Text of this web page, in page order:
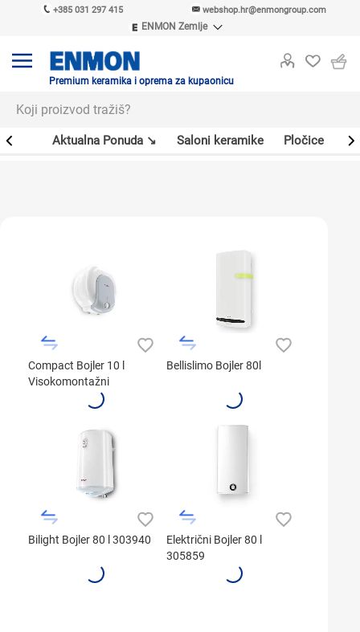
+385 031 297 415 webshop.hr@enmongroup.com
ENMON Zemlje
ENMON MKD
Premium keramika i oprema za kupaonicu
Aktualna Ponuda ↘ Saloni keramike Pločice
Compact Bojler 10 l
Visokomontažni
Bellislimo Bojler 80l
Bilight Bojler 80 l 303940
Električni Bojler 80 l
305859